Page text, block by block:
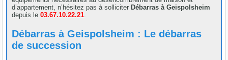
d’appartement, n’hésitez pas à solliciter Débarras à Geispolsheim
depuis le03.67.10.22.21
Débarras à Geispolsheim : Le débarras
de succession